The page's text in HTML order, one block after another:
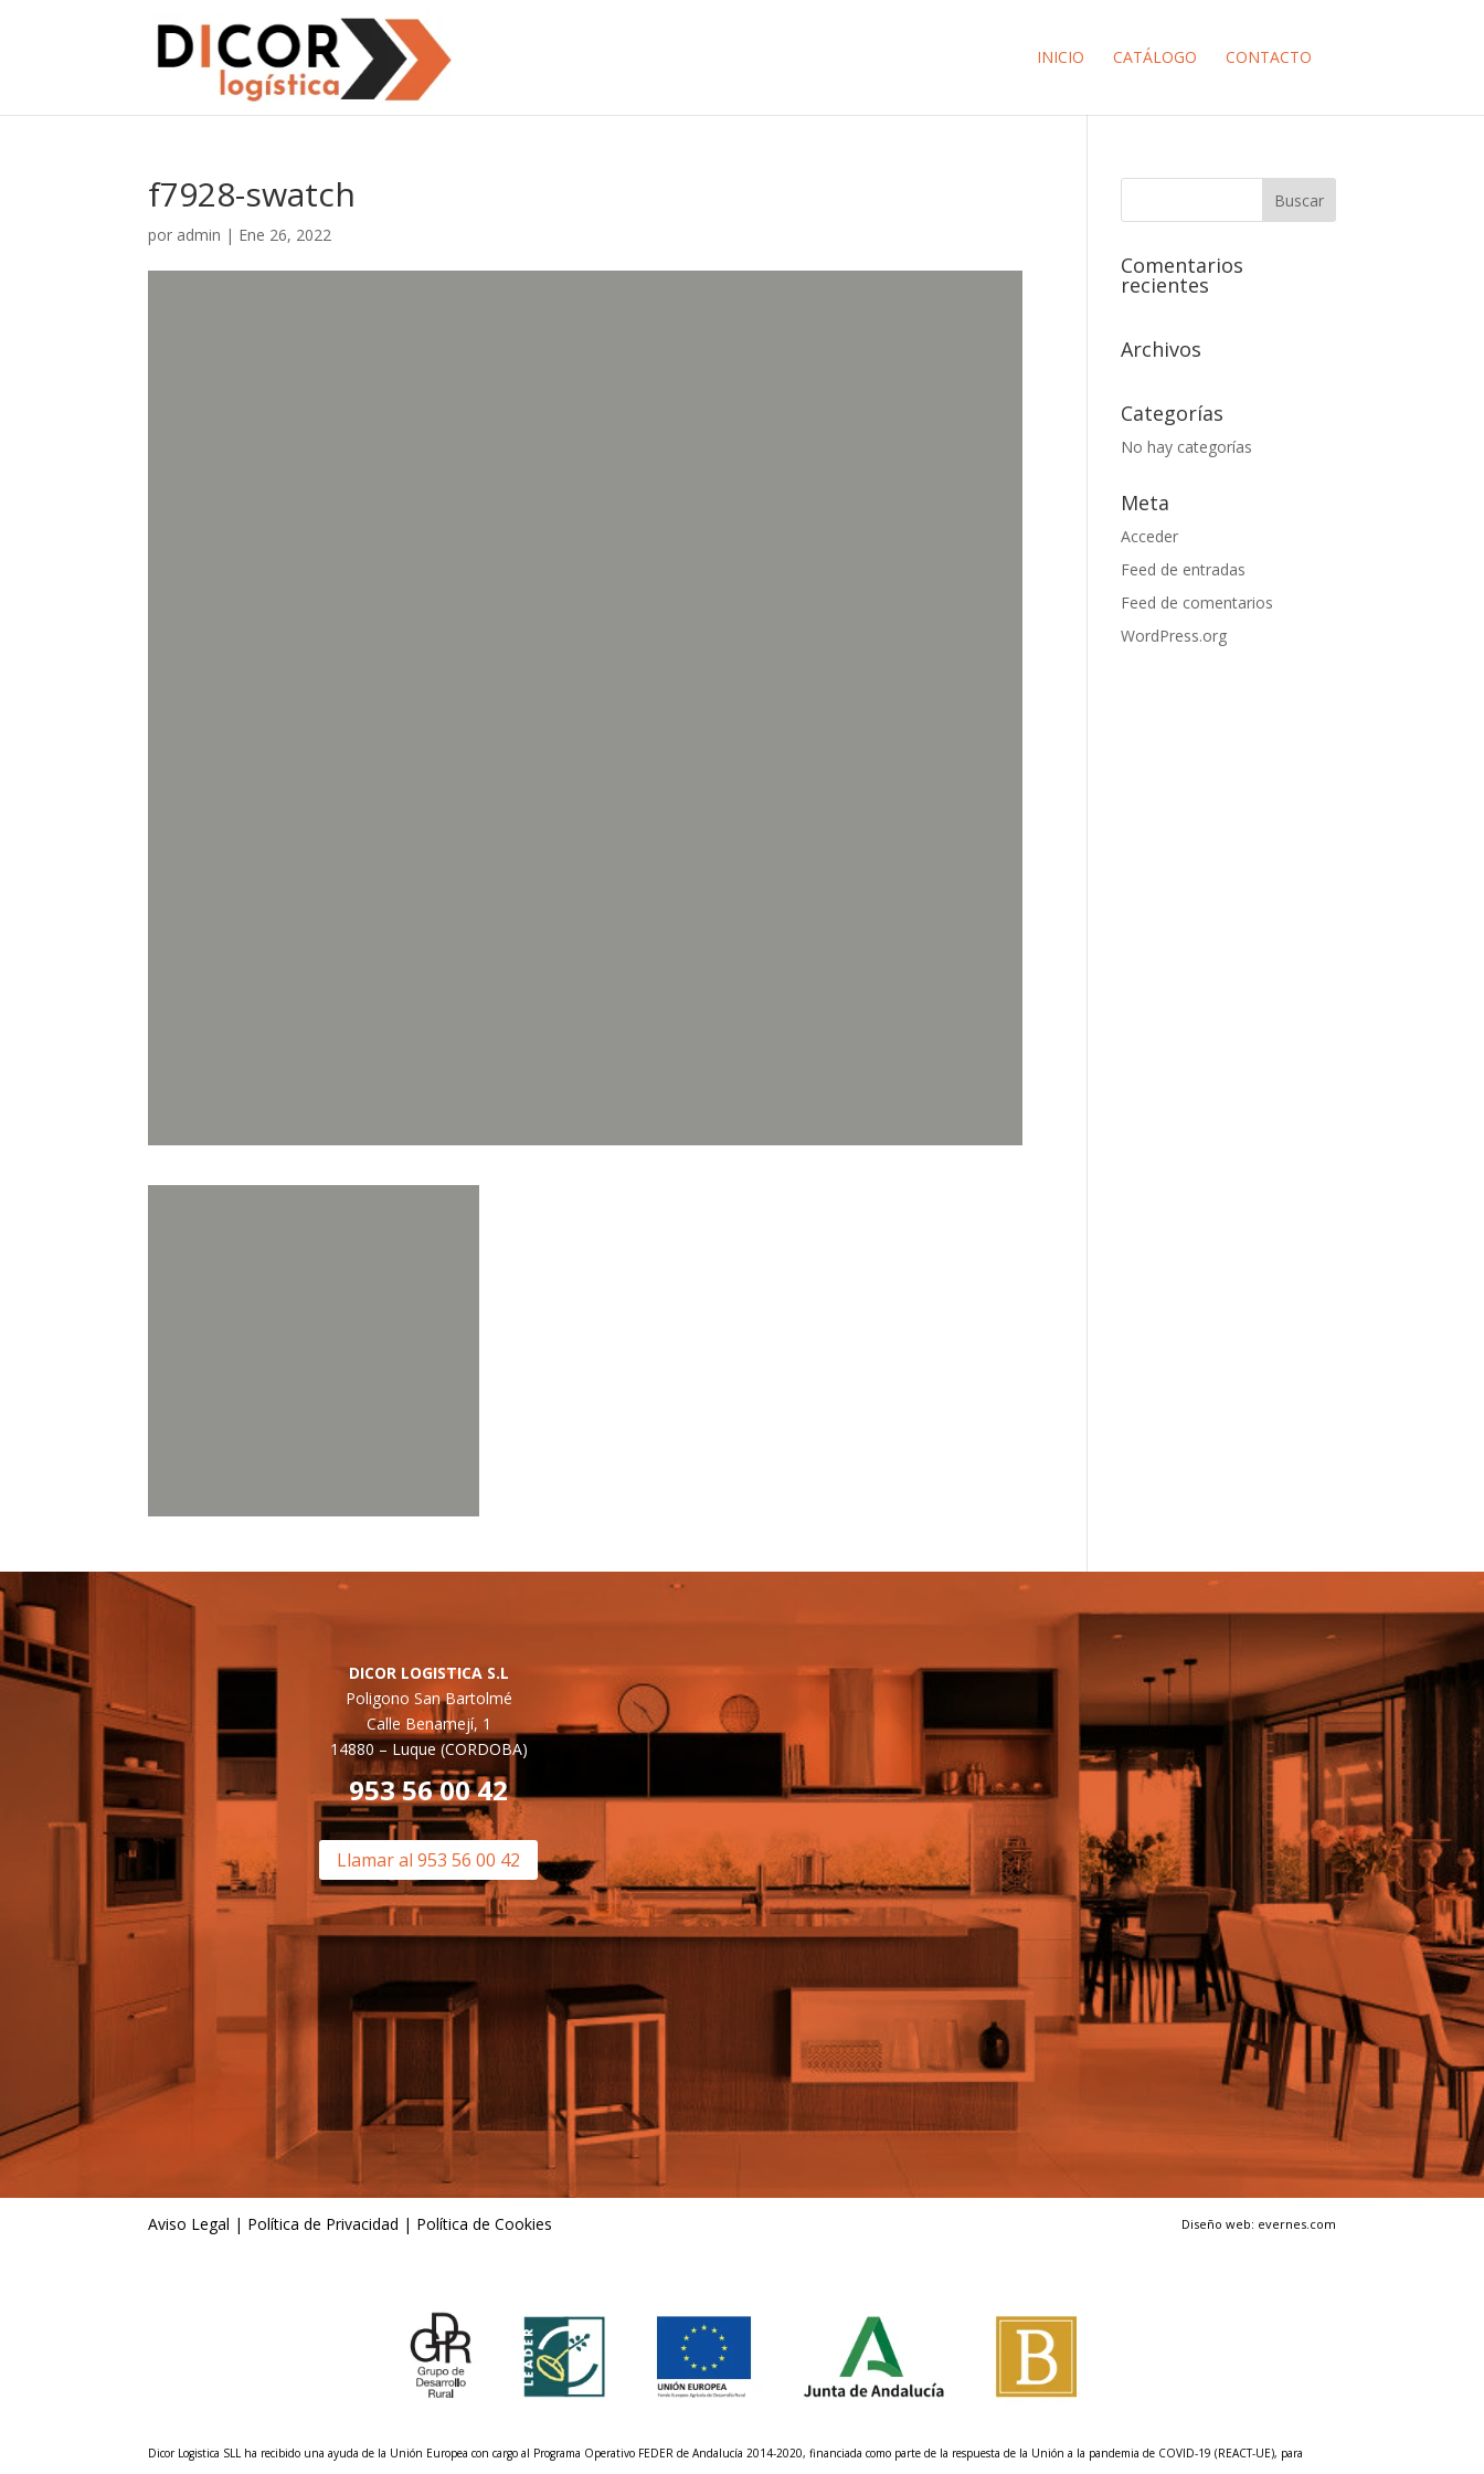
INICIO CATÁLOGO CONTACTO
f7928-swatch
por admin | Ene 26, 2022
Comentarios
recientes
Archivos
Categorías
No hay categorías
Meta
Acceder
Feed de entradas
Feed de comentarios
WordPress.org
DICOR LOGISTICA S.L
Poligono San Bartolmé
Calle Benamejí, 1
14880 –Luque (CORDOBA)
953 56 00 42
Llamar al 953 56 00 42
Aviso Legal | Política de Privacidad | Política de Cookies Diseño web: evernes.com
Dicor Logistica SLL ha recibido una ayuda de la Unión Europea con cargo al Programa Operativo FEDER de Andalucía 2014-2020, financiada como parte de la respuesta de la Unión a la pandemia de COVID-19 (REACT-UE), para